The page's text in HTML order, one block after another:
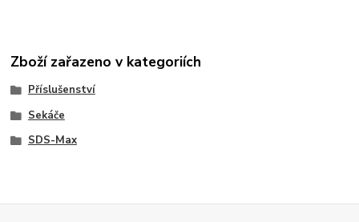
Zboží zařazeno v kategoriích
Příslušenství
Sekáče
SDS-Max